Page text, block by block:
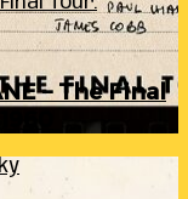
– The Final